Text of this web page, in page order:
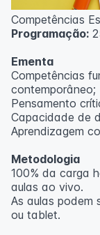
Competências
Programação:
Ementa
Competências
contemporâneo;
Pensamento
Capacidade de
Aprendizagem
Metodologia
100% da carga
aulas ao vivo.
As aulas podem
ou tablet.